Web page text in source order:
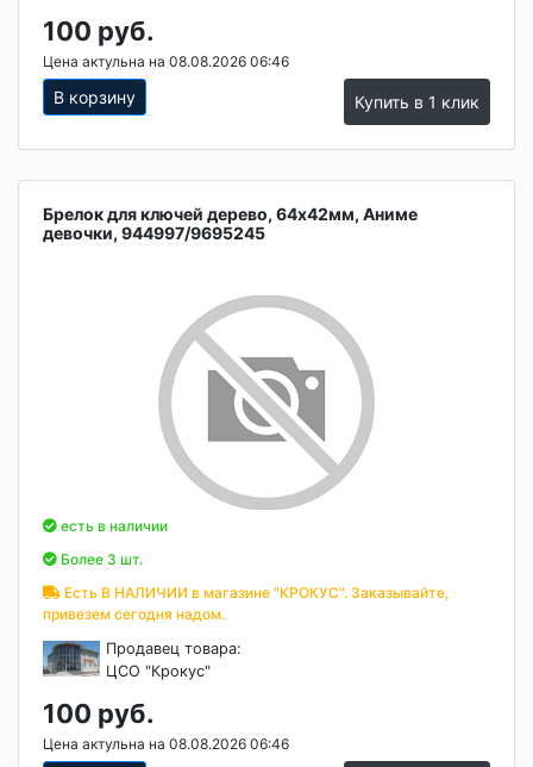
100 руб.
Цена актульна на 08.08.2026 06:46
В корзину Купить в 1 клик
Брелок для ключей дерево, 64х42мм, Аниме
девочки, 944997/9695245
есть в наличии
Более 3 шт.
Есть В НАЛИЧИИ в магазине "КРОКУС". Заказывайте,
привезем сегодня надом.
Продавец товара:
ЦСО "Крокус"
100 руб.
Цена актульна на 08.08.2026 06:46